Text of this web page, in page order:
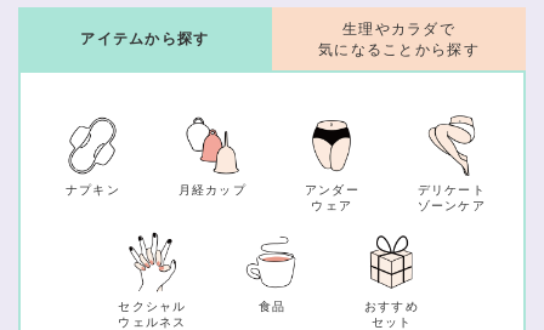
アイテムから探す
ナプキン 月経カップ
アンダー
ウェア
デリケート
ゾーンケア
セクシャル
ウェルネス
食品
おすすめ
セット
生理やカラダで
気になることから探す